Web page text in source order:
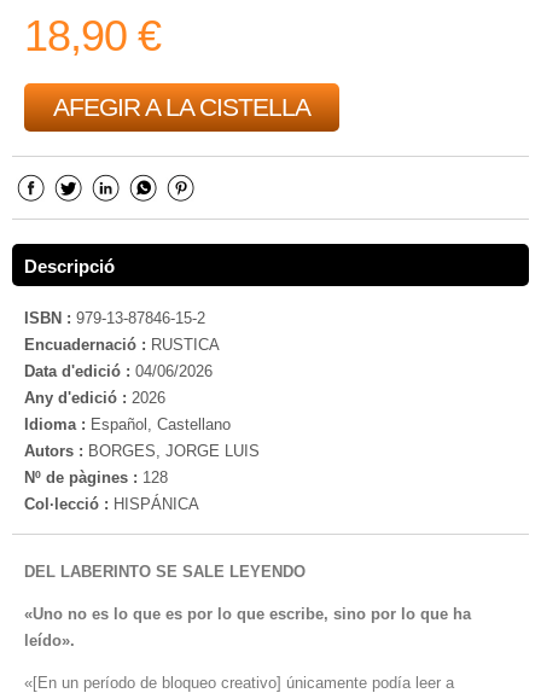
18,90 €
AFEGIR A LA CISTELLA
Descripció
ISBN : 979-13-87846-15-2
Encuadernació : RUSTICA
Data d'edició : 04/06/2026
Any d'edició : 2026
Idioma : Español, Castellano
Autors : BORGES, JORGE LUIS
Nº de pàgines : 128
Col·lecció : HISPÁNICA
DEL LABERINTO SE SALE LEYENDO
«Uno no es lo que es por lo que escribe, sino por lo que ha
leído».
«[En un período de bloqueo creativo] únicamente podía leer a